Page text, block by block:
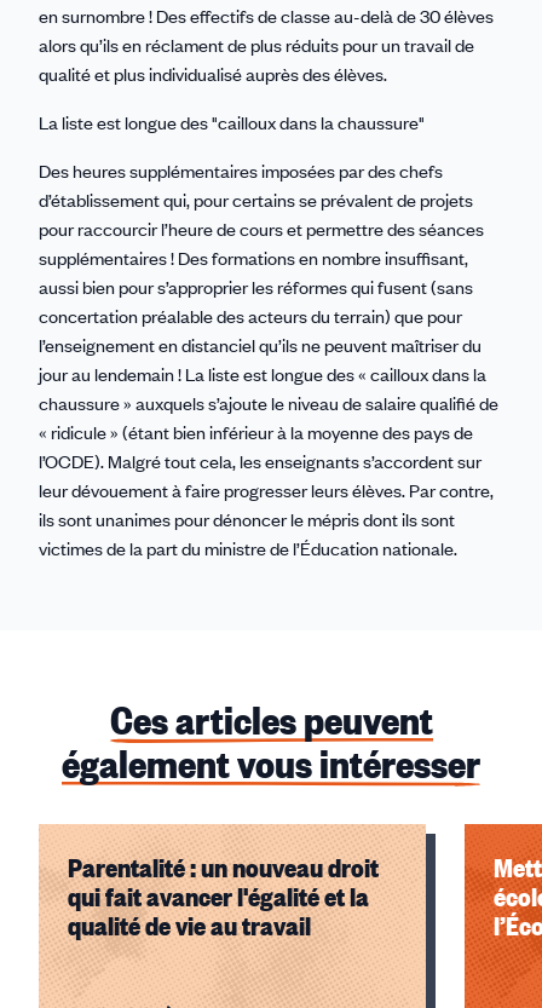
en surnombre ! Des effectifs de classe au-delà de 30 élèves
alors qu’ils en réclament de plus réduits pour un travail de
qualité et plus individualisé auprès des élèves.
La liste est longue des "cailloux dans la chaussure"
Des heures supplémentaires imposées par des chefs
d’établissement qui, pour certains se prévalent de projets
pour raccourcir l’heure de cours et permettre des séances
supplémentaires ! Des formations en nombre insuffisant,
aussi bien pour s’approprier les réformes qui fusent (sans
concertation préalable des acteurs du terrain) que pour
l’enseignement en distanciel qu’ils ne peuvent maîtriser du
jour au lendemain ! La liste est longue des « cailloux dans la
chaussure » auxquels s’ajoute le niveau de salaire qualifié de
« ridicule » (étant bien inférieur à la moyenne des pays de
l’OCDE). Malgré tout cela, les enseignants s’accordent sur
leur dévouement à faire progresser leurs élèves. Par contre,
ils sont unanimes pour dénoncer le mépris dont ils sont
victimes de la part du ministre de l’Éducation nationale.
Ces articles peuvent
également vous intéresser
Parentalité : un nouveau droit
qui fait avancer l'égalité et la
qualité de vie au travail